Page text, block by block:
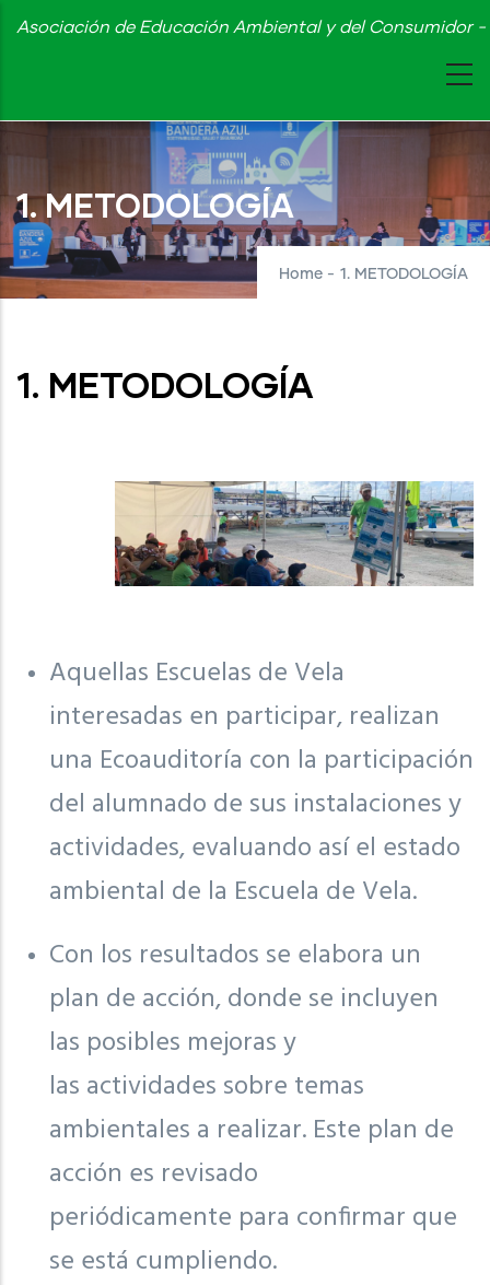
Skip
content
Asociación de Educación Ambiental y del Consumidor
1. METODOLOGÍA
Home - 1. METODOLOGÍA
1. METODOLOGÍA
Aquellas Escuelas de Vela
interesadas en participar, realizan
una Ecoauditoría con la participación
del alumnado de sus instalaciones y
actividades, evaluando así el estado
ambiental de la Escuela de Vela.
Con los resultados se elabora un
plan de acción, donde se incluyen
las posibles mejoras y
las actividades sobre temas
ambientales a realizar. Este plan de
acción es revisado
periódicamente para confirmar que
se está cumpliendo.